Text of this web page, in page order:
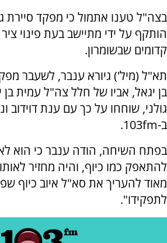
בצה"ל טענו אתמול כי מפקד סיירת
הותקף על ידי מתיישב בעת פינוי
קדומים שבשומרון.
תא"ל (מיל') גיורא ענבר, לשעבר
בן יגאל, אביו של חלל צה"ל עמית
גולני, שוחחו על כך עם ענת דוידוב
ב-103fm.
בפתח השיחה, הודה ענבר כי הוא
להתאפק כמו כיוף, והיה מחזיר
מאוד להעריך את סא"ל איוב כיוף
לתפקידו".